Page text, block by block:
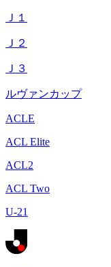
Ｊ１
Ｊ２
Ｊ３
ルヴァンカップ
ACLE
ACL Elite
ACL2
ACL Two
U-21